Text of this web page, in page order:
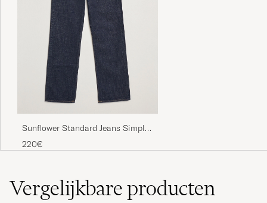
Sunflower Standard Jeans Simple
Rinse Blue
220€
Vergelijkbareproducten